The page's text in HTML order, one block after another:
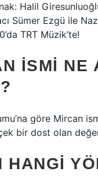
Halil
Sümer Ezgü ile
TRT Müzik’te!
ISMI NE
göre Mircan
bir dost olan
HANGI